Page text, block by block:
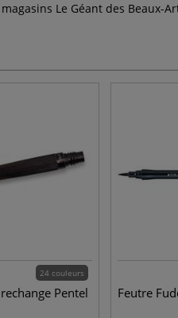
Le Géant des Beaux-
24 couleurs
Pentel Feutre